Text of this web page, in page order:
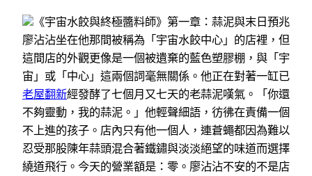
《宇宙水餃與終極醬料師》第一章：蒜泥與末日預兆
廖沾沾坐在他那間被稱為「宇宙水餃中心」的店裡，但
這間店的外觀更像是一個被遺棄的藍色塑膠棚，與「宇
宙」或「中心」這兩個詞毫無關係。他正在對著一缸已
老屋翻新經發酵了七個月又七天的老蒜泥嘆氣。「你還
不夠靈動，我的蒜泥。」他輕聲細語，彷彿在責備一個
不上進的孩子。店內只有他一個人，連蒼蠅都因為難以
忍受那股陳年蒜頭混合著鐵鏽與淡淡絕望的味道而選擇
繞道飛行。今天的營業額是：零。廖沾沾不安的不是店